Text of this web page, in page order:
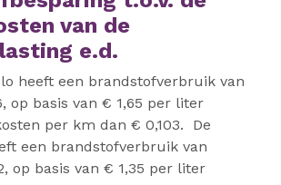
van de
e.d.
heeft een brandstofverbruik van
op basis van € 1,65 per liter
per km dan € 0,103. De
een brandstofverbruik van
op basis van € 1,35 per liter